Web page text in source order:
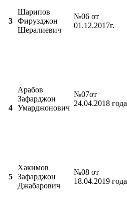
3
Шарипов
Фирузджон
Шералиевич
№06 от
01.12.2017г.
4
Арабов
Зафарджон
Умарджонович
№07от
24.04.2018 года
5
Хакимов
Зафарджон
Джабарович
№08 от
18.04.2019 года